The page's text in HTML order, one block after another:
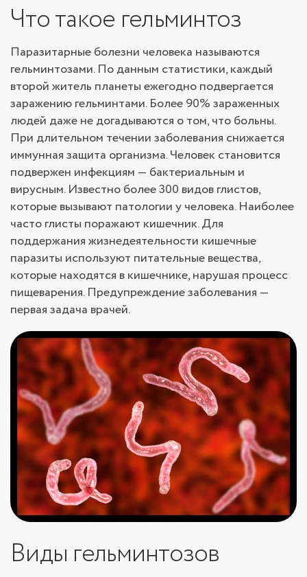
Что такое гельминтоз
Паразитарные болезни человека называются
гельминтозами. По данным статистики, каждый
второй житель планеты ежегодно подвергается
заражению гельминтами. Более 90% зараженных
людей даже не догадываются о том, что больны.
При длительном течении заболевания снижается
иммунная защита организма. Человек становится
подвержен инфекциям — бактериальным и
вирусным. Известно более 300 видов глистов,
которые вызывают патологии у человека. Наиболее
часто глисты поражают кишечник. Для
поддержания жизнедеятельности кишечные
паразиты используют питательные вещества,
которые находятся в кишечнике, нарушая процесс
пищеварения. Предупреждение заболевания —
первая задача врачей.
Виды гельминтозов